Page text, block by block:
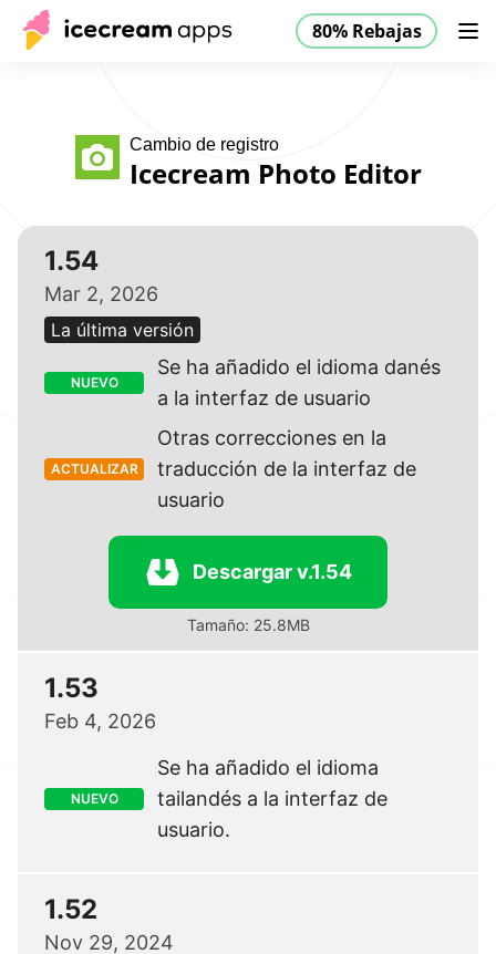
80% Rebajas
Productos Ayuda 80% Rebajas ES
Cambio de registro
Icecream Photo Editor
1.54
Mar 2, 2026
La última versión
NUEVO
Se ha añadido el idioma danés
a la interfaz de usuario
ACTUALIZAR
Otras correcciones en la
traducción de la interfaz de
usuario
Descargar v.1.54
Tamaño: 25.8MB
1.53
Feb 4, 2026
NUEVO
Se ha añadido el idioma
tailandés a la interfaz de
usuario.
1.52
Nov 29, 2024